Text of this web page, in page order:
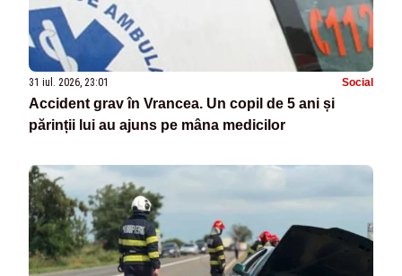
31 iul. 2026, 23:01 Social
Accident grav în Vrancea. Un copil de 5 ani și
părinții lui au ajuns pe mâna medicilor